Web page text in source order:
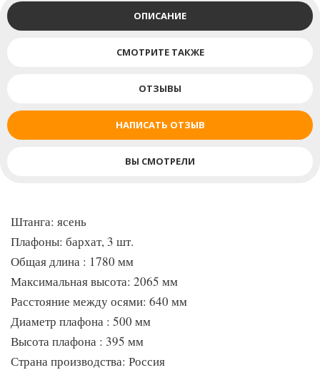
ОПИСАНИЕ
СМОТРИТЕ ТАКЖЕ
ОТЗЫВЫ
НАПИСАТЬ ОТЗЫВ
ВЫ СМОТРЕЛИ
Штанга: ясень
Плафоны: бархат, 3 шт.
Общая длина : 1780 мм
Максимальная высота: 2065 мм
Расстояние между осями: 640 мм
Диаметр плафона : 500 мм
Высота плафона : 395 мм
Страна производства: Россия